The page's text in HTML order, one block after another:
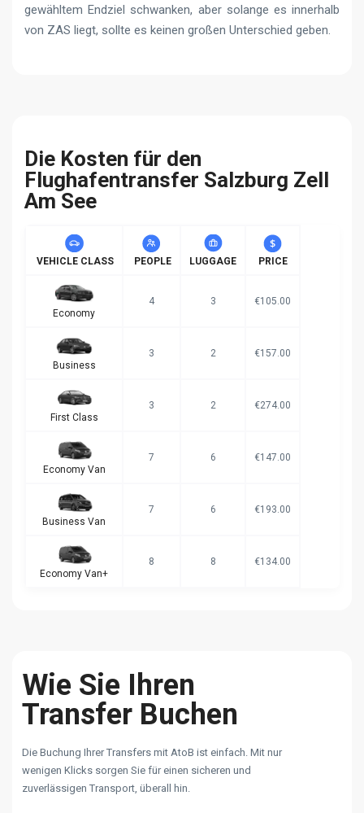
gewähltem Endziel schwanken, aber solange es innerhalb
von ZAS liegt, sollte es keinen großen Unterschied geben.
Die Kosten für den
Flughafentransfer Salzburg Zell
Am See
VEHICLE CLASS PEOPLE LUGGAGE PRICE
Economy
4 3 €105.00
Business
3 2 €157.00
First Class
3 2 €274.00
Economy Van
7 6 €147.00
Business Van
7 6 €193.00
Economy Van+
8 8 €134.00
Wie Sie Ihren
Transfer Buchen
Die Buchung Ihrer Transfers mit AtoB ist einfach. Mit nur
wenigen Klicks sorgen Sie für einen sicheren und
zuverlässigen Transport, überall hin.